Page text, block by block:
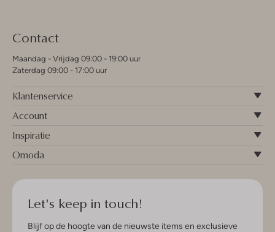
Contact
Maandag - Vrijdag 09:00 - 19:00 uur
Zaterdag 09:00 - 17:00 uur
Klantenservice
Account
Inspiratie
Omoda
Let's keep in touch!
Blijf op de hoogte van de nieuwste items en exclusieve